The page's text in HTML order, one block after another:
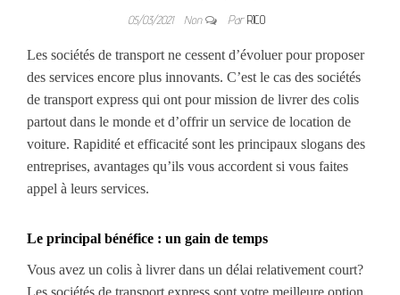
05/03/2021 Non ParRICO
Les sociétés de transport ne cessent d’évoluer pour proposer
des services encore plus innovants. C’est le cas des sociétés
de transport express qui ont pour mission de livrer des colis
partout dans le monde et d’offrir un service de location de
voiture. Rapidité et efficacité sont les principaux slogans des
entreprises, avantages qu’ils vous accordent si vous faites
appel à leurs services.
Le principal bénéfice : un gain de temps
Vous avez un colis à livrerdans un délai relativement court?
Les sociétés de transport express sont votre meilleure option.